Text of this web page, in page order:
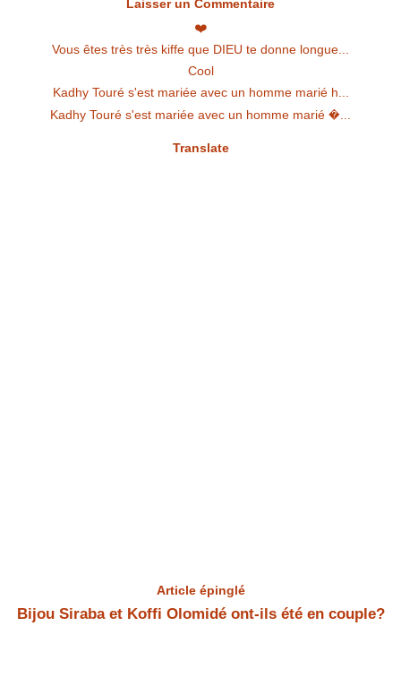
Laisser un Commentaire
❤️
Vous êtes très très kiffe que DIEU te donne longue...
Cool
Kadhy Touré s'est mariée avec un homme marié h...
Kadhy Touré s'est mariée avec un homme marié �...
Translate
Article épinglé
Bijou Siraba et Koffi Olomidé ont-ils été en couple?